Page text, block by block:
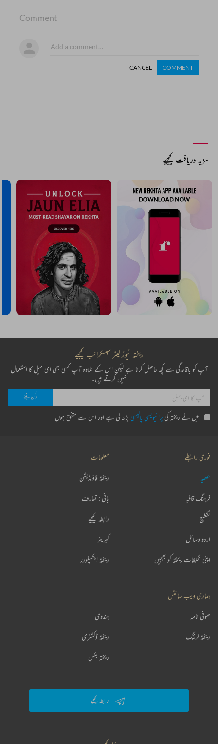
Comment
CANCEL COMMENT
مزید دریافت کیجیے
ریختہ نیوز لیٹر سبسکرائب کیجیے
آپ کو باقاعدگی سے کچھ حاصل کرنا ہے لیکن اس کے علاوہ آپ کسی بھی ای میل کا استعمال
نہیں کرتے ہیں۔
میں نے ریختہ کی پرائیویسی پالیسی پڑھ لی ہے اور اس سے متفق ہوں
فوری رابطے
عطیہ
فرہنگ قافیہ
تقطیع
اردو وسائل
اپنی تخلیقات ریختہ کو بھیجیں
معلومات
ریختہ فاؤنڈیشن
بانی : تعارف
رابطہ کیجیے
کیریئر
ریختہ ایکسپلورر
ہماری ویب سائٹس
ہندوی صوفی نامہ
ریختہ ڈکشنری ریختہ لرننگ
ریختہ بکس
رابطہ کیجیے